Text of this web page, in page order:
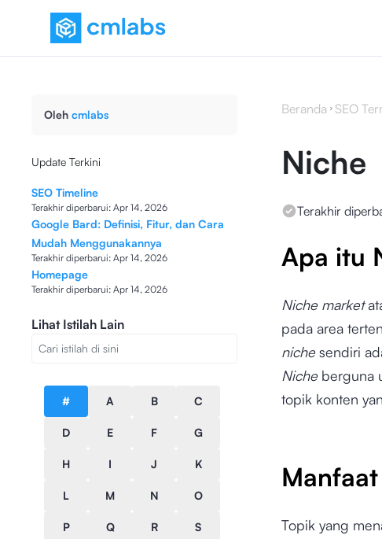
Oleh cmlabs
Update Terkini
SEO Timeline
Terakhir diperbarui: Apr 14, 2026
Google Bard: Definisi, Fitur, dan Cara
Mudah Menggunakannya
Terakhir diperbarui: Apr 14, 2026
Homepage
Terakhir diperbarui: Apr 14, 2026
Lihat Istilah Lain
# A B C
D E F G
H I J K
L M N O
P Q R S
Beranda SEO
Niche
Terakhir
Apa itu
Niche market
pada area
nichesendiri
Nicheberguna
topik konten
Topik yang